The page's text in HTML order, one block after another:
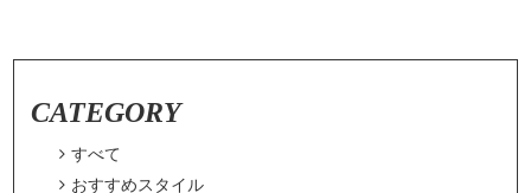
CATEGORY
 すべて
 おすすめスタイル